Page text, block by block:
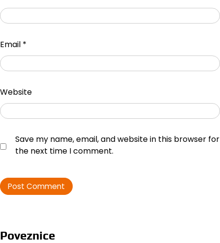
Email *
Website
Save my name, email, and website in this browser for
the next time I comment.
Poveznice